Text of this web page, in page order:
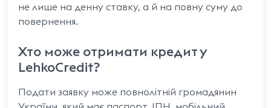
не лише на денну ставку, а й на повну суму до
повернення.
Хто може отримати кредит у
LehkoCredit?
Подати заявку може повнолітній громадянин